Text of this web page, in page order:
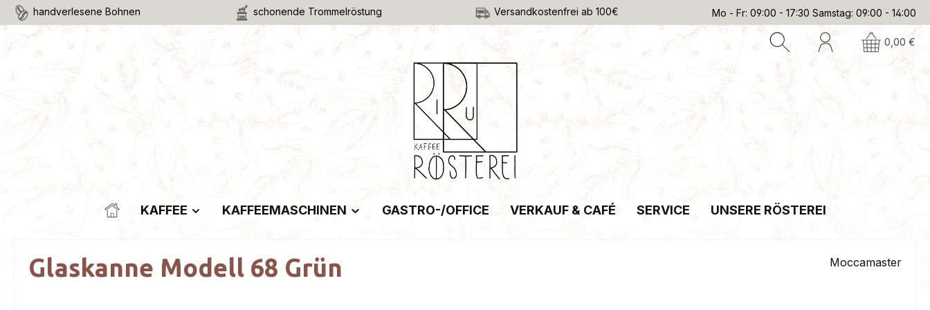
Hauptinhalt springen
Zur Suche springen
Zur Hauptnavigation springen
handverlesene Bohnen schonende Trommelröstung Versandkostenfrei ab 100€ Mo - Fr: 09:00 - 17:30 Samstag: 09:00 - 14:00
0,00 €
KAFFEE KAFFEEMASCHINEN GASTRO-/OFFICE VERKAUF & CAFÉ SERVICE UNSERE RÖSTEREI
Glaskanne Modell 68 Grün Moccamaster